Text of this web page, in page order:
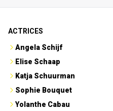
ACTRICES
Angela Schijf
Elise Schaap
Katja Schuurman
Sophie Bouquet
Yolanthe Cabau